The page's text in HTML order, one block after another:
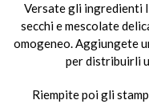
Versate gli ingredienti
secchi e mescolate
omogeneo. Aggiungete
per distribuirli
Riempite poi gli